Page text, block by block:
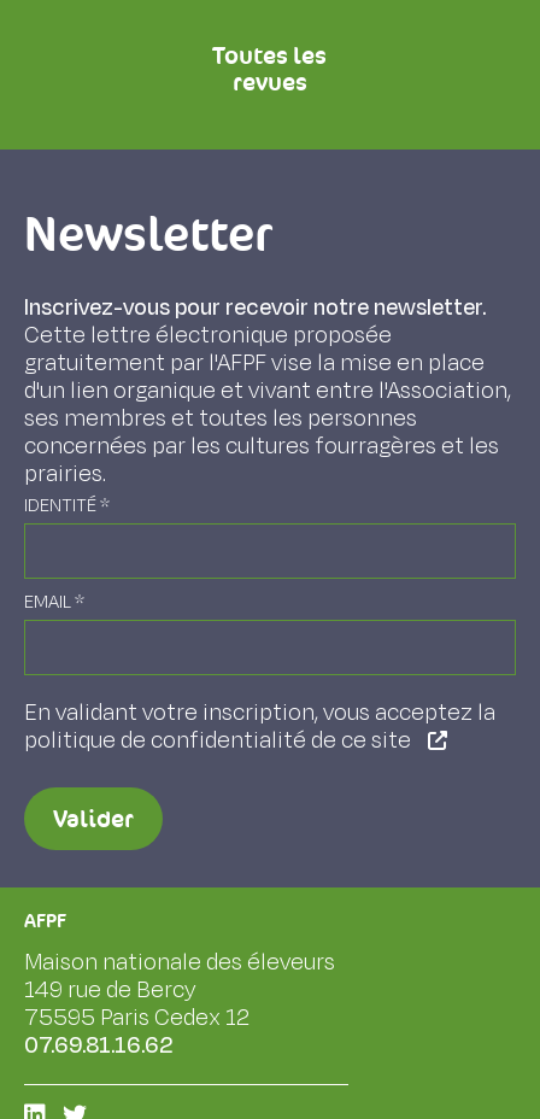
Toutes les
revues
Newsletter
Inscrivez-vous pour recevoir notre newsletter.
Cette lettre électronique proposée
gratuitement par l'AFPF vise la mise en place
d'un lien organique et vivant entre l'Association,
ses membres et toutes les personnes
concernées par les cultures fourragères et les
prairies.
IDENTITÉ*
EMAIL*
En validant votre inscription, vous acceptez la
politique de confidentialité de ce site
Valider
AFPF
Maison nationale des éleveurs
149 rue de Bercy
75595 Paris Cedex 12
07.69.81.16.62